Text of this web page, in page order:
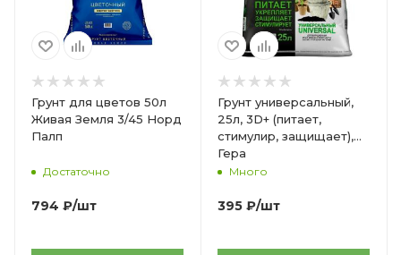
Грунт для цветов 50л
Живая Земля 3/45 Норд
Палп
Достаточно
794 ₽/шт
Грунт универсальный,
25л, 3D+ (питает,
стимулир, защищает),
Гера
Много
395 ₽/шт